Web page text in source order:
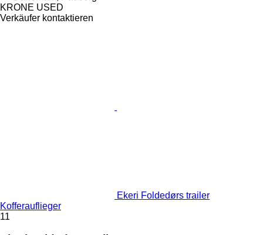
KRONE USED
Verkäufer kontaktieren
Ekeri Foldedørs trailer
Kofferauflieger
11